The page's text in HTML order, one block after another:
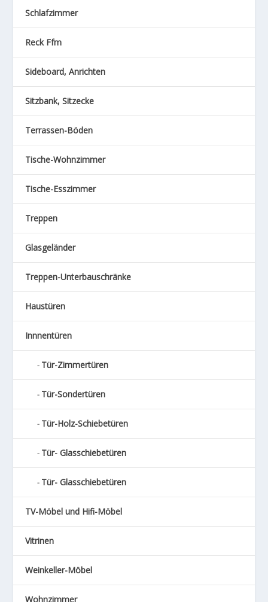
Schlafzimmer
Reck Ffm
Sideboard, Anrichten
Sitzbank, Sitzecke
Terrassen-Böden
Tische-Wohnzimmer
Tische-Esszimmer
Treppen
Glasgeländer
Treppen-Unterbauschränke
Haustüren
Innnentüren
Tür-Zimmertüren
Tür-Sondertüren
Tür-Holz-Schiebetüren
Tür- Glasschiebetüren
Tür- Glasschiebetüren
TV-Möbel und Hifi-Möbel
Vitrinen
Weinkeller-Möbel
Wohnzimmer